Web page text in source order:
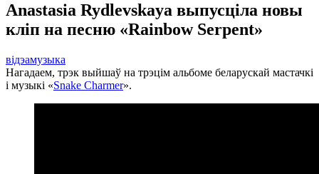
Anastasia Rydlevskaya выпусціла новы
кліп на песню «Rainbow Serpent»
відэамузыка
Нагадаем, трэк выйшаў на трэцім альбоме беларускай мастачкі
і музыкі «Snake Charmer».